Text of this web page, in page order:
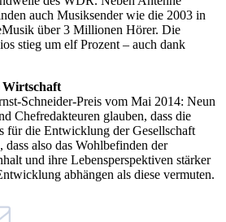
auch Musiksender wie die 2003 in
über 3 Millionen Hörer. Die
stieg um elf Prozent – auch dank
Wirtschaft
Schneider-Preis vom Mai 2014: Neun
Chefredakteuren glauben, dass die
für die Entwicklung der Gesellschaft
also das Wohlbefinden der
und ihre Lebensperspektiven stärker
abhängen als diese vermuten.